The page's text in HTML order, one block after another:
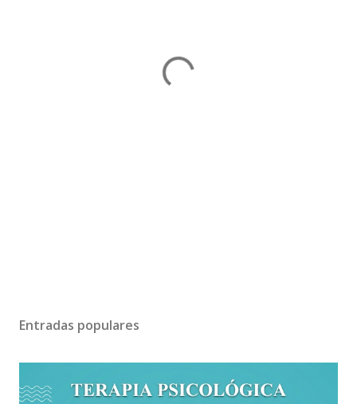
Entradas populares